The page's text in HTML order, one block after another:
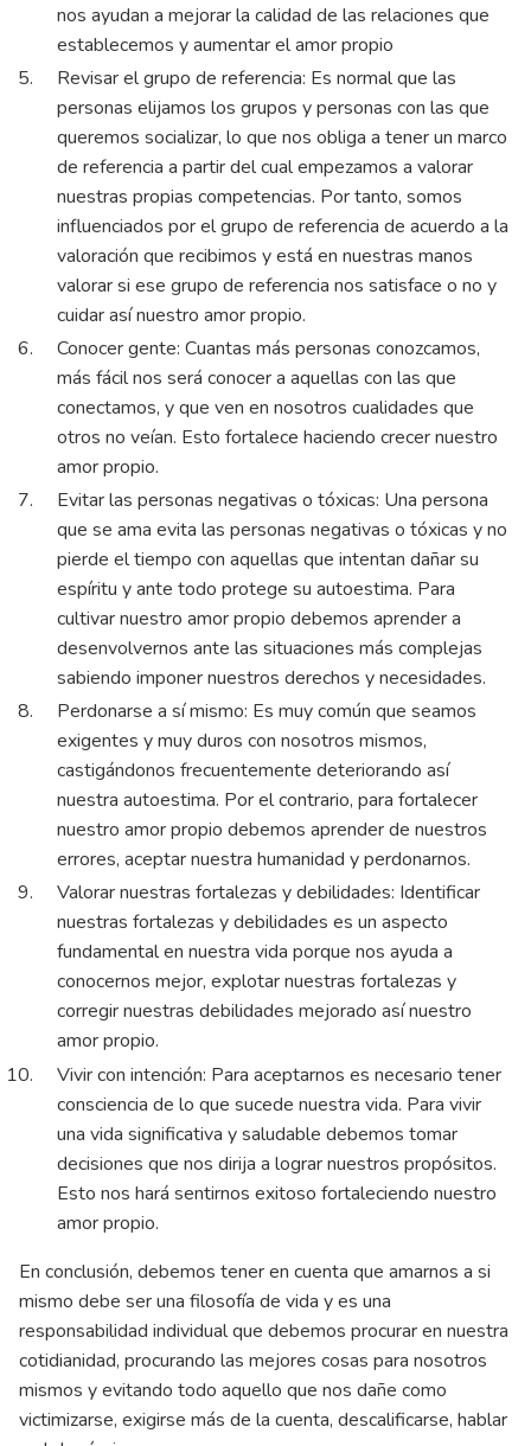
nos ayudan a mejorar la calidad de las relaciones que
establecemos y aumentar el amor propio
Revisar el grupo de referencia: Es normal que las
personas elijamos los grupos y personas con las que
queremos socializar, lo que nos obliga a tener un marco
de referencia a partir del cual empezamos a valorar
nuestras propias competencias. Por tanto, somos
influenciados por el grupo de referencia de acuerdo a la
valoración que recibimos y está en nuestras manos
valorar si ese grupo de referencia nos satisface o no y
cuidar así nuestro amor propio.
Conocer gente: Cuantas más personas conozcamos,
más fácil nos será conocer a aquellas con las que
conectamos, y que ven en nosotros cualidades que
otros no veían. Esto fortalece haciendo crecer nuestro
amor propio.
Evitar las personas negativas o tóxicas: Una persona
que se ama evita las personas negativas o tóxicas y no
pierde el tiempo con aquellas que intentan dañar su
espíritu y ante todo protege su autoestima. Para
cultivar nuestro amor propio debemos aprender a
desenvolvernos ante las situaciones más complejas
sabiendo imponer nuestros derechos y necesidades.
Perdonarse a sí mismo: Es muy común que seamos
exigentes y muy duros con nosotros mismos,
castigándonos frecuentemente deteriorando así
nuestra autoestima. Por el contrario, para fortalecer
nuestro amor propio debemos aprender de nuestros
errores, aceptar nuestra humanidad y perdonarnos.
Valorar nuestras fortalezas y debilidades: Identificar
nuestras fortalezas y debilidades es un aspecto
fundamental en nuestra vida porque nos ayuda a
conocernos mejor, explotar nuestras fortalezas y
corregir nuestras debilidades mejorado así nuestro
amor propio.
Vivir con intención: Para aceptarnos es necesario tener
consciencia de lo que sucede nuestra vida. Para vivir
una vida significativa y saludable debemos tomar
decisiones que nos dirija a lograr nuestros propósitos.
Esto nos hará sentirnos exitoso fortaleciendo nuestro
amor propio.
En conclusión, debemos tener en cuenta que amarnos a si
mismo debe ser una filosofía de vida y es una
responsabilidad individual que debemos procurar en nuestra
cotidianidad, procurando las mejores cosas para nosotros
mismos y evitando todo aquello que nos dañe como
victimizarse, exigirse más de la cuenta, descalificarse, hablar